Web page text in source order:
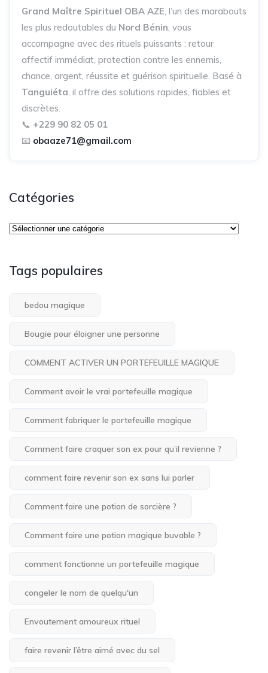
Grand Maître Spirituel OBA AZE, l’un des marabouts
les plus redoutables du Nord Bénin, vous
accompagne avec des rituels puissants : retour
affectif immédiat, protection contre les ennemis,
chance, argent, réussite et guérison spirituelle. Basé à
Tanguiéta, il offre des solutions rapides, fiables et
discrètes.
📞 +229 90 82 05 01
📧 obaaze71@gmail.com
Catégories
Tags populaires
bedou magique
Bougie pour éloigner une personne
COMMENT ACTIVER UN PORTEFEUILLE MAGIQUE
Comment avoir le vrai portefeuille magique
Comment fabriquer le portefeuille magique
Comment faire craquer son ex pour qu’il revienne ?
comment faire revenir son ex sans lui parler
Comment faire une potion de sorcière ?
Comment faire une potion magique buvable ?
comment fonctionne un portefeuille magique
congeler le nom de quelqu'un
Envoutement amoureux rituel
faire revenir l’être aimé avec du sel